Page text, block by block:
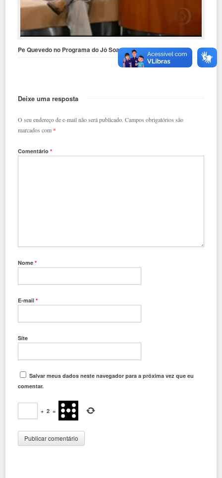
Pe Quevedo no Programa do Jô Soares – Parte 1/3
Deixe uma resposta
O seu endereço de e-mail não será publicado. Campos obrigatórios são
marcados com *
Comentário*
Nome*
E-mail*
Site
Salvar meus dados neste navegador para a próxima vez que eu
comentar.
+ 2 =